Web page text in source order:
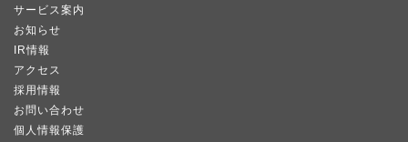
サービス案内
お知らせ
IR情報
アクセス
採用情報
お問い合わせ
個人情報保護